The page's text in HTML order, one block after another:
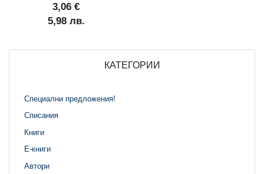
3,06 €
5,98 лв.
КАТЕГОРИИ
Специални предложения!
Списания
Книги
Е-книги
Автори